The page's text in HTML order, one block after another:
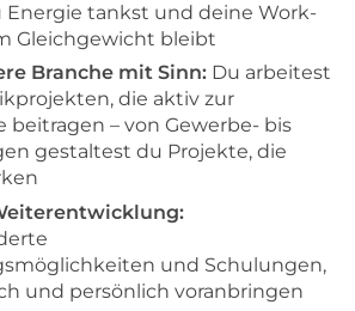
Energie tankst und deine Work-
Gleichgewicht bleibt
Branche mit Sinn: Du arbeitest
die aktiv zur
beitragen – von Gewerbe- bis
gestaltest du Projekte, die
und Schulungen,
und persönlich voranbringen